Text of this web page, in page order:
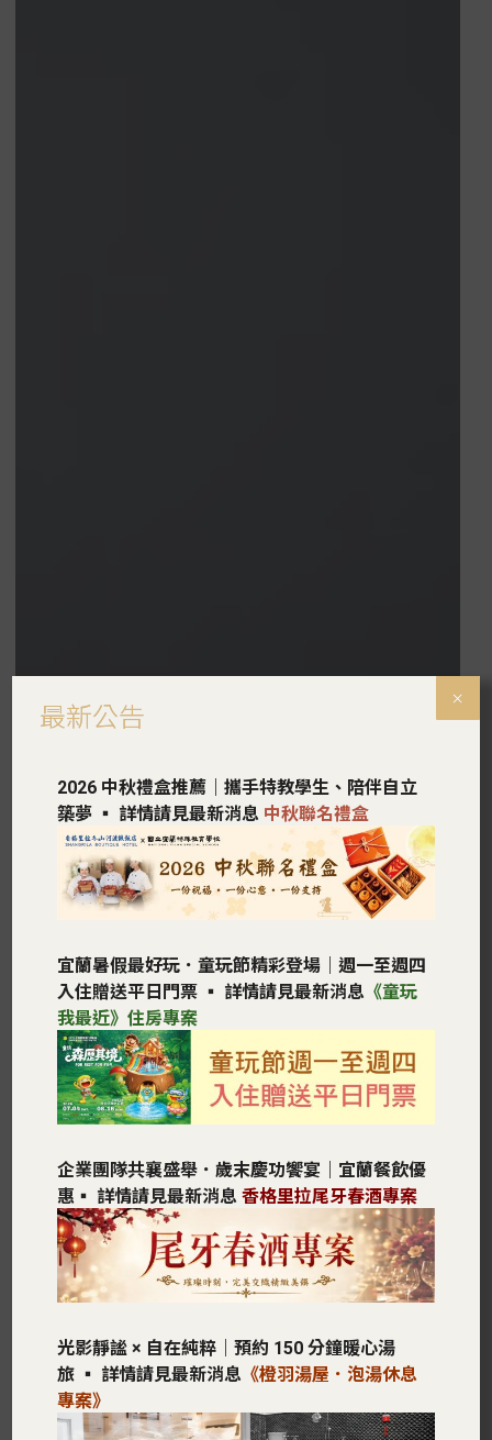
最新公告
2026 中秋禮盒推薦｜攜手特教學生、 陪伴自立
築夢 ▪︎ 詳情請見最新消息 中秋聯名禮盒
宜蘭暑假最好玩．童玩節精彩登場｜週一至週四
入住贈送平日門票 ▪︎ 詳情請見最新消息 《童玩
我最近》住房專案
企業團隊共襄盛舉．歲末慶功饗宴｜宜蘭餐飲優
惠 ▪︎ 詳情請見最新消息 香格里拉尾牙春酒專案
光影靜謐 × 自在純粹｜預約 150 分鐘暖心湯
旅 ▪︎ 詳情請見最新消息 《橙羽湯屋．泡湯休息
專案》
×